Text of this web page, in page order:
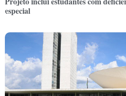
especial